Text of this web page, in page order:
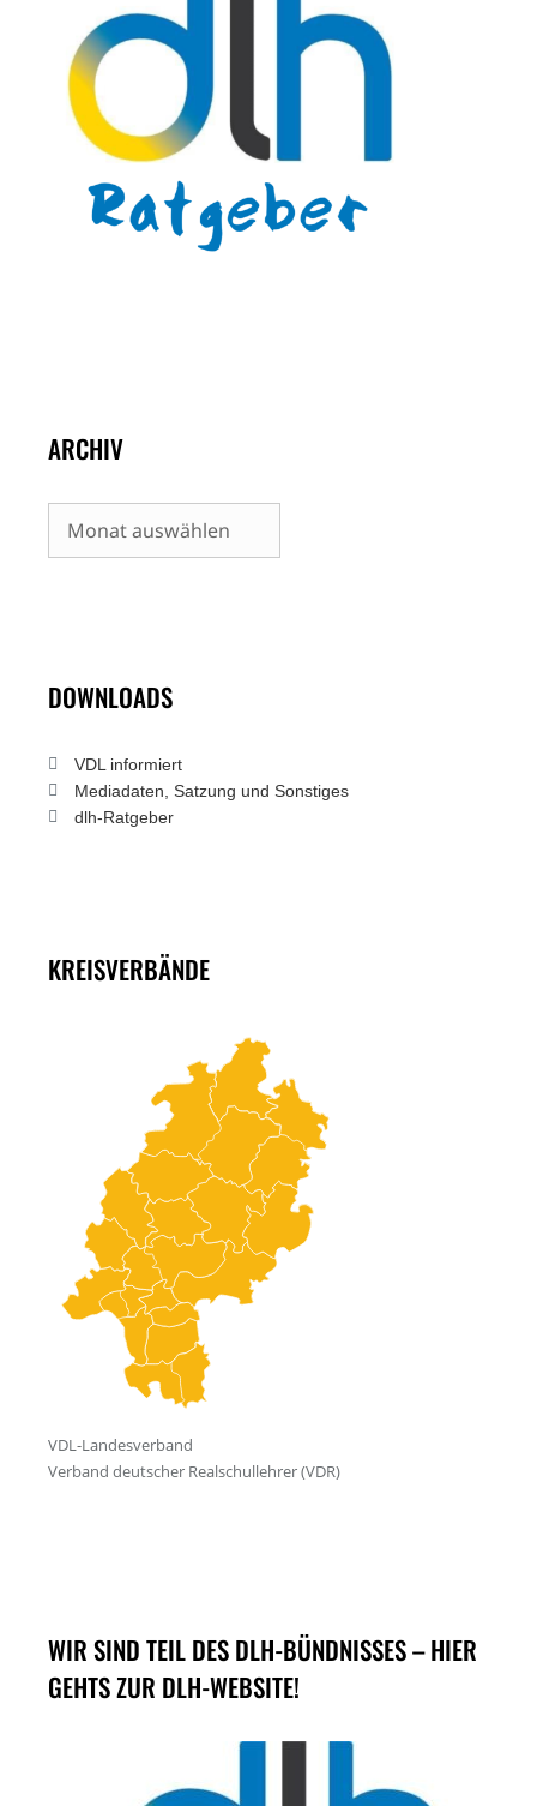
ARCHIV
Archiv
DOWNLOADS
VDL informiert
Mediadaten, Satzung und Sonstiges
dlh-Ratgeber
KREISVERBÄNDE
WIR SIND TEIL DES DLH-BÜNDNISSES – HIER
GEHTS ZUR DLH-WEBSITE!